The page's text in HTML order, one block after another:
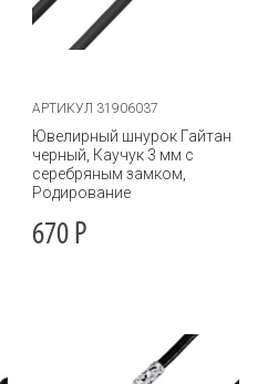
АРТИКУЛ 31906037
Ювелирный шнурок Гайтан
черный, Каучук 3 мм с
серебряным замком,
Родирование
670 Р